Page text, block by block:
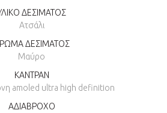
ΔΕΣΙΜΑΤΟΣ
Ατσάλι
ΔΕΣΙΜΑΤΟΣ
Μαύρο
ΚΑΝΤΡΑΝ
amoled ultra high definition
ΑΔΙΑΒΡΟΧΟ